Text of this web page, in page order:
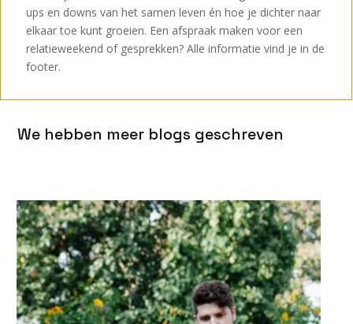
ups en downs van het samen leven én hoe je dichter naar
elkaar toe kunt groeien. Een afspraak maken voor een
relatieweekend of gesprekken? Alle informatie vind je in de
footer.
We hebben meer blogs geschreven